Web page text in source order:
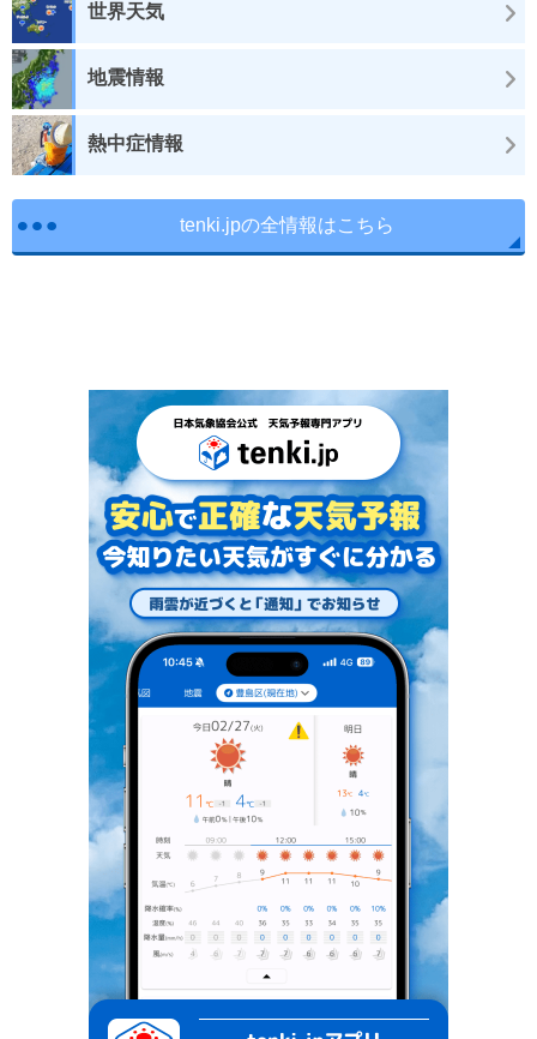
世界天気
地震情報
熱中症情報
tenki.jpの全情報はこちら